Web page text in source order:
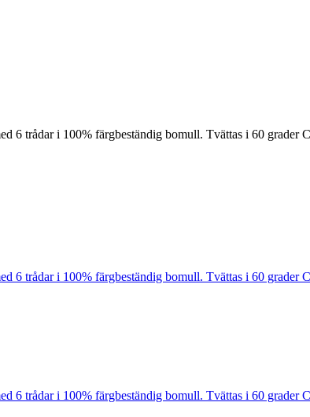
6 trådar i 100% färgbeständig bomull. Tvättas i 60 grader
6 trådar i 100% färgbeständig bomull. Tvättas i 60 grader
6 trådar i 100% färgbeständig bomull. Tvättas i 60 grader